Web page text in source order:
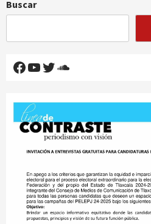
Buscar
Facebook
YouTube
Twitter
SoundCloud